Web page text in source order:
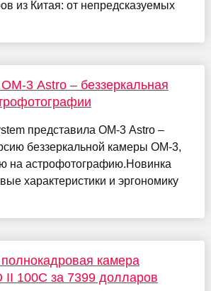
из Китая: от непредсказуемых
3 Astro – беззеркальная
представила OM-3 Astro –
беззеркальной камеры OM-3,
на астрофотографию.Новинка
характеристики и эргономику
камера
II 100C за 7399 долларов